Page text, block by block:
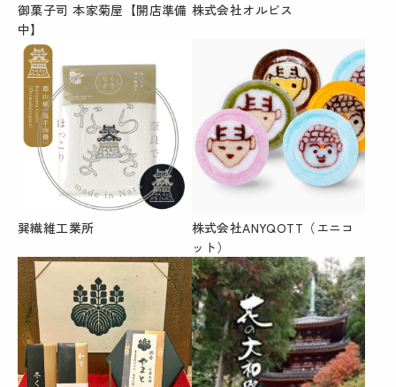
御菓子司 本家菊屋【開店準備
中】
株式会社オルビス
巽繊維工業所
株式会社ANYQOTT（エニコ
ット）